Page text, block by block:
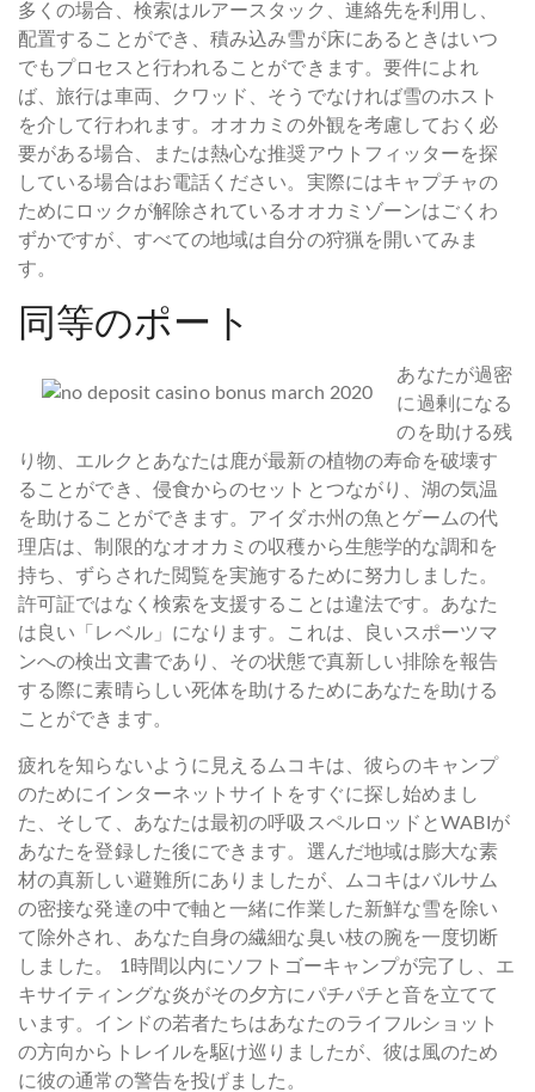
多くの場合、検索はルアースタック、連絡先を利用し、
配置することができ、積み込み雪が床にあるときはいつ
でもプロセスと行われることができます。要件によれ
ば、旅行は車両、クワッド、そうでなければ雪のホスト
を介して行われます。オオカミの外観を考慮しておく必
要がある場合、または熱心な推奨アウトフィッターを探
している場合はお電話ください。実際にはキャプチャの
ためにロックが解除されているオオカミゾーンはごくわ
ずかですが、すべての地域は自分の狩猟を開いてみま
す。
同等のポート
あなたが過密
に過剰になる
のを助ける残
り物、エルクとあなたは鹿が最新の植物の寿命を破壊す
ることができ、侵食からのセットとつながり、湖の気温
を助けることができます。アイダホ州の魚とゲームの代
理店は、制限的なオオカミの収穫から生態学的な調和を
持ち、ずらされた閲覧を実施するために努力しました。
許可証ではなく検索を支援することは違法です。あなた
は良い「レベル」になります。これは、良いスポーツマ
ンへの検出文書であり、その状態で真新しい排除を報告
する際に素晴らしい死体を助けるためにあなたを助ける
ことができます。
疲れを知らないように見えるムコキは、彼らのキャンプ
のためにインターネットサイトをすぐに探し始めまし
た、そして、あなたは最初の呼吸スペルロッドとWABIが
あなたを登録した後にできます。選んだ地域は膨大な素
材の真新しい避難所にありましたが、ムコキはバルサム
の密接な発達の中で軸と一緒に作業した新鮮な雪を除い
て除外され、あなた自身の繊細な臭い枝の腕を一度切断
しました。 1時間以内にソフトゴーキャンプが完了し、エ
キサイティングな炎がその夕方にパチパチと音を立てて
います。インドの若者たちはあなたのライフルショット
の方向からトレイルを駆け巡りましたが、彼は風のため
に彼の通常の警告を投げました。